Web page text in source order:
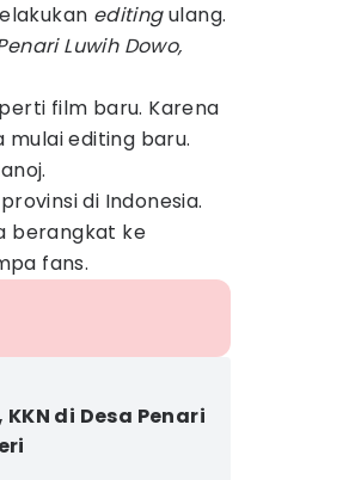
editingulang.
Luwih Dowo,
film baru. Karena
editing baru.
di Indonesia.
berangkat ke
fans.
di Desa Penari